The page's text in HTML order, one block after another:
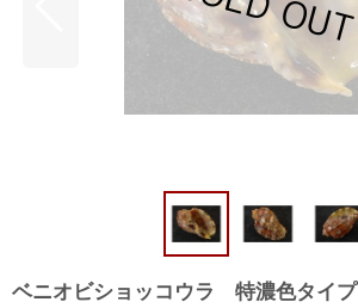
ベニオビショッコウラ 特濃色タイプ